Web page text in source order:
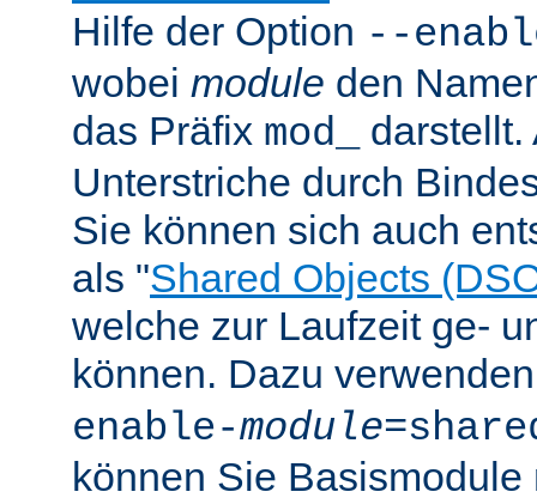
Hilfe der Option --
wobei module den
das Präfix mod_
darstellt.
Unterstriche durch
Sie können sich auch
als "Shared Objects
welche zur Laufzeit ge-
können. Dazu
enable-module
können Sie